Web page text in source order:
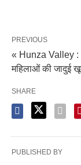
PREVIOUS
« Hunza Valley :
महिलाओं की जादुई
SHARE
PUBLISHED BY